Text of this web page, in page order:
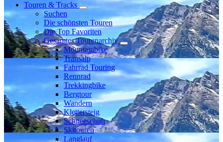
Touren & Tracks
Suchen
Die schönsten Touren
Die Top Favoriten
Gesamtes Tourenarchiv
Mountainbike
Transalp
Fahrrad Touring
Rennrad
Trekkingbike
Bergtour
Wandern
Klettersteig
Schneeschuh
Skitouren
Langlauf